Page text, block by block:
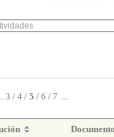
3 / 4 / 5 / 6 / 7 ...